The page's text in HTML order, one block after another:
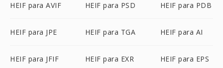
HEIF para AVIF HEIF para PSD HEIF para PDB
HEIF para JPE HEIF para TGA HEIF para AI
HEIF para JFIF HEIF para EXR HEIF para EPS